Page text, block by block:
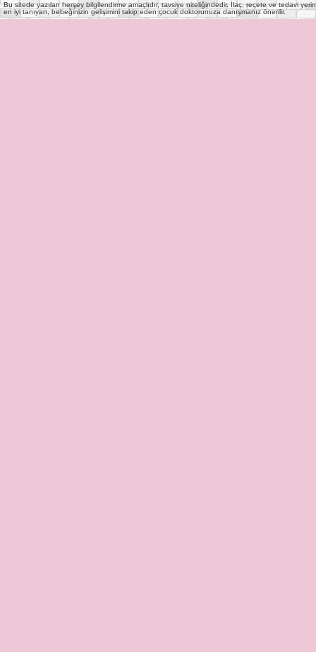
Bu sitede yazılan herşey bilgilendirme amaçlıdır, tavsiye niteliğindedir. İlaç, reçete ve tedavi
en iyi tanıyan, bebeğinizin gelişimini takip eden çocuk doktorunuza danışmanız önerilir.